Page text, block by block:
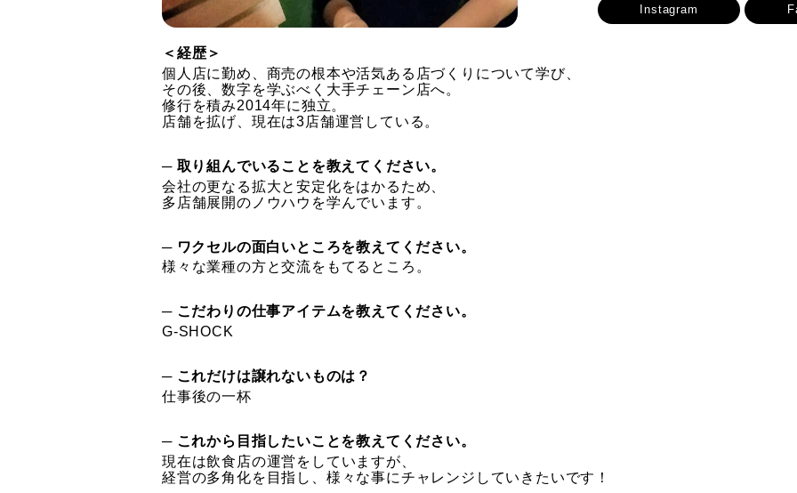
Instagram
＜経歴＞
個人店に勤め、商売の根本や活気ある店づくりについて学び、
その後、数字を学ぶべく大手チェーン店へ。
修行を積み2014年に独立。
店舗を拡げ、現在は3店舗運営している。
─ 取り組んでいることを教えてください。
会社の更なる拡大と安定化をはかるため、
多店舗展開のノウハウを学んでいます。
─ ワクセルの面白いところを教えてください。
様々な業種の方と交流をもてるところ。
─ こだわりの仕事アイテムを教えてください。
G-SHOCK
─ これだけは譲れないものは？
仕事後の一杯
─ これから目指したいことを教えてください。
現在は飲食店の運営をしていますが、
経営の多角化を目指し、様々な事にチャレンジしていきたいです！